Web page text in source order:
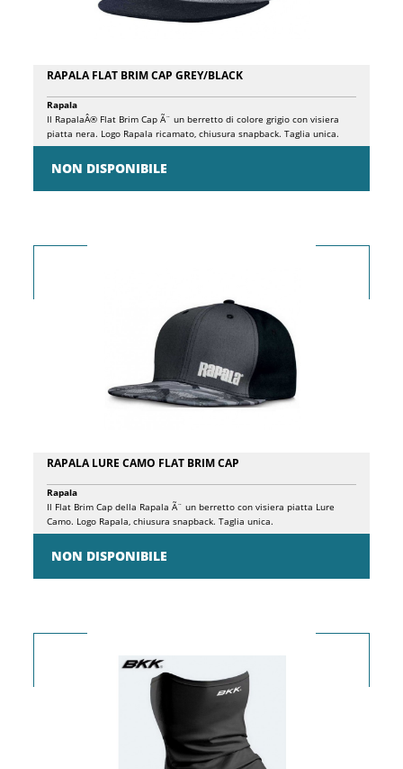
RAPALA FLAT BRIM CAP GREY/BLACK
NON DISPONIBILE
Rapala
Il RapalaÂ® Flat Brim Cap Ã¨ un berretto di colore grigio con visiera
piatta nera. Logo Rapala ricamato, chiusura snapback. Taglia unica.
RAPALA LURE CAMO FLAT BRIM CAP
NON DISPONIBILE
Rapala
Il Flat Brim Cap della Rapala Ã¨ un berretto con visiera piatta Lure
Camo. Logo Rapala, chiusura snapback. Taglia unica.